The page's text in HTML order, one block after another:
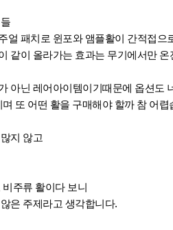
얼 패치로 윈포와 앰플활이 간적접으
같이 올라가는 효과는 무기에서만
아닌 레어아이템이기때문에 옵션도
또 어떤 활을 구매해야 할까 참 어렵
지 않고
주류 활이다 보니
은 주제라고 생각합니다.